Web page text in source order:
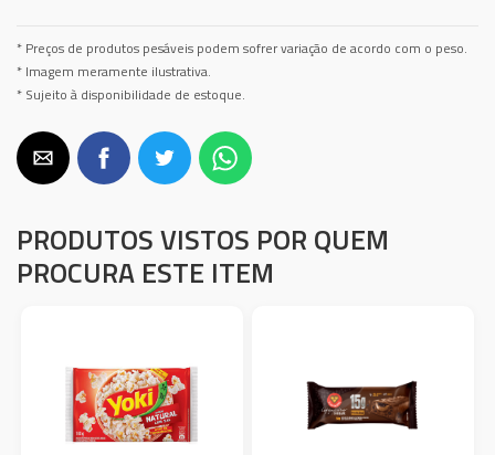
* Preços de produtos pesáveis podem sofrer variação de acordo com o peso.
* Imagem meramente ilustrativa.
* Sujeito à disponibilidade de estoque.
PRODUTOS VISTOS POR QUEM
PROCURA ESTE ITEM